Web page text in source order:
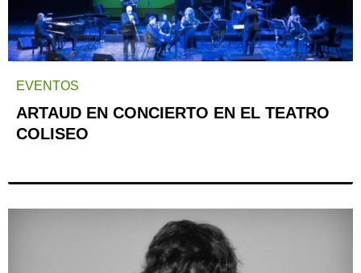
EVENTOS
ARTAUD EN CONCIERTO EN EL TEATRO
COLISEO